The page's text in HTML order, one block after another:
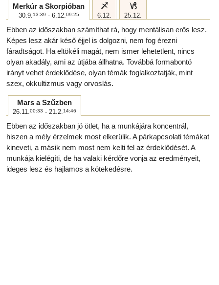
Merkúr a Skorpióban
30.9.13:39 - 6.12.09:25
i
6.12.
j
25.12.
Ebben az időszakban számíthat rá, hogy mentálisan erős lesz.
Képes lesz akár késő éjjel is dolgozni, nem fog érezni
fáradtságot. Ha eltökéli magát, nem ismer lehetetlent, nincs
olyan akadály, ami az útjába állhatna. Továbbá formabontó
irányt vehet érdeklődése, olyan témák foglalkoztatják, mint
szex, okkultizmus vagy orvoslás.
Mars a Szűzben
26.11.00:33 - 21.2.14:46
Ebben az időszakban jó ötlet, ha a munkájára koncentrál,
hiszen a mély érzelmek most elkerülik. A párkapcsolati témákat
kineveti, a másik nem most nem kelti fel az érdeklődését. A
munkája kielégíti, de ha valaki kérdőre vonja az eredményeit,
ideges lesz és hajlamos a kötekedésre.